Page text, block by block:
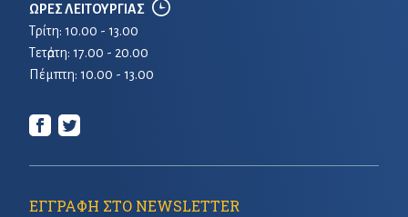
ΩΡΕΣ ΛΕΙΤΟΥΡΓΙΑΣ
Τρίτη: 10.00 - 13.00
Τετἀρτη: 17.00 - 20.00
Πέμπτη: 10.00 - 13.00
ΕΓΓΡΑΦΗ ΣΤΟ NEWSLETTER